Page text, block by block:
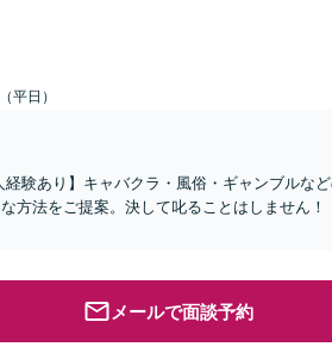
平日）
験あり】キャバクラ・風俗・ギャンブルな
方法をご提案。決して叱ることはしません！
メールで面談予約